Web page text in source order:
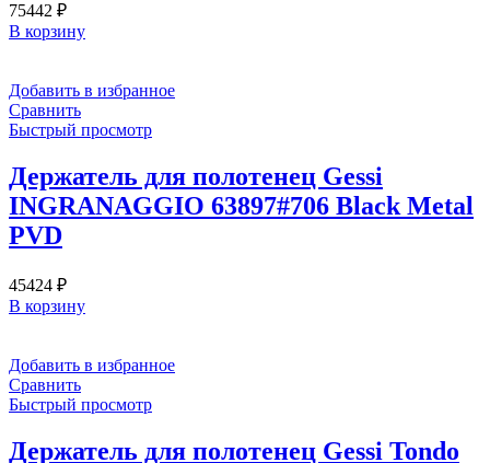
75442 ₽
В корзину
Добавить в избранное
Сравнить
Быстрый просмотр
Держатель для полотенец Gessi
INGRANAGGIO 63897#706 Black Metal
PVD
45424 ₽
В корзину
Добавить в избранное
Сравнить
Быстрый просмотр
Держатель для полотенец Gessi Tondo